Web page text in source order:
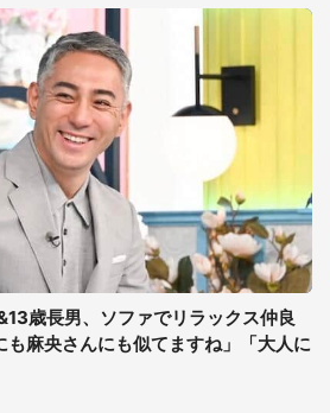
歳長男、ソファでリラックス仲良
も麻央さんにも似てますね」「大人に